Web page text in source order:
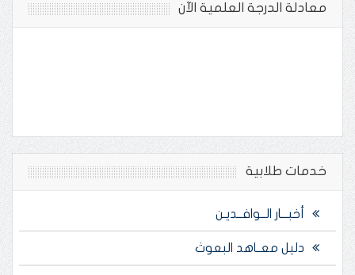
معادلة الدرجة العلمية الآن
خدمات طلابية
أخبـــار الــوافــديـن
دليل معــاهد البعوث